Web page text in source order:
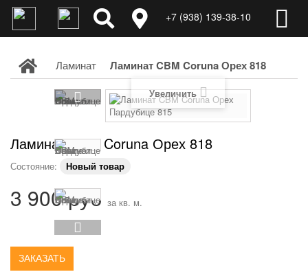
+7 (938) 139-38-10
Ламинат Ламинат CBM Coruna Орех 818
Увеличить
Ламинат CBM Coruna Орех 818
Состояние: Новый товар
3 900 руб за кв. м.
ЗАКАЗАТЬ